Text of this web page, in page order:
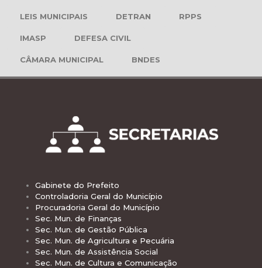
LEIS MUNICIPAIS DETRAN RPPS
IMASP DEFESA CIVIL
CÂMARA MUNICIPAL BNDES
Gabinete do Prefeito
Controladoria Geral do Município
Procuradoria Geral do Município
Sec. Mun. de Finanças
Sec. Mun. de Gestão Pública
Sec. Mun. de Agricultura e Pecuária
Sec. Mun. de Assistência Social
Sec. Mun. de Cultura e Comunicação